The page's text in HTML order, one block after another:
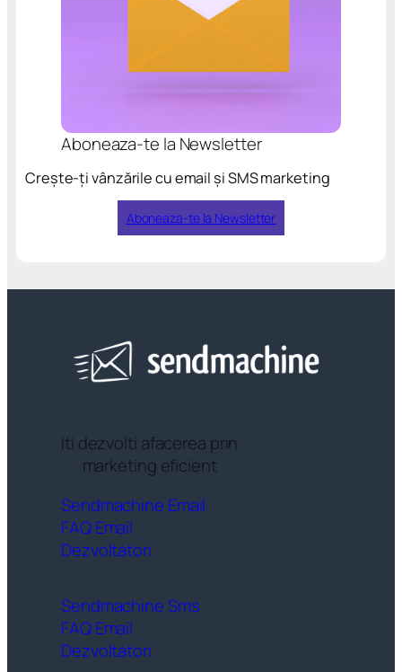
Aboneaza-te la Newsletter
Crește-ți vânzările cu email și SMS marketing
Aboneaza-te la Newsletter
Iti dezvolti afacerea prin
marketing eficient
Sendmachine Email
FAQ Email
Dezvoltatori
Sendmachine Sms
FAQ Email
Dezvoltatori